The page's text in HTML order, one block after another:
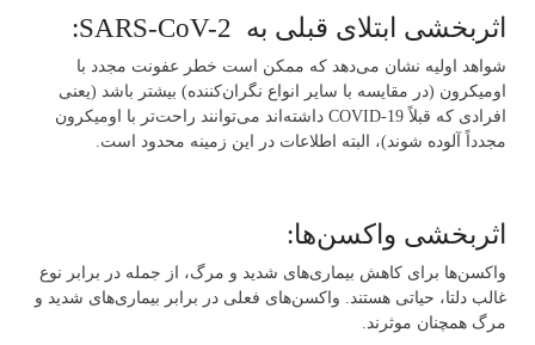
اثربخشی ابتلای قبلی به SARS-CoV-2:
شواهد اولیه نشان ‌می‌‌دهد که ممکن است خطر عفونت مجدد با
اومیکرون (در مقایسه با سایر انواع نگران‌کننده) بیشتر باشد (یعنی
افرادی که قبلاً COVID-19 داشته‌اند ‌می‌‌توانند راحت‌تر با اومیکرون
مجدداً آلوده شوند)، البته اطلاعات در این ز‌مینه محدود است.
اثربخشی واکسن‌‌ها:
واکسن‌‌ها برای کاهش بیماری‌‌های شدید و مرگ، از جمله در برابر نوع
غالب دلتا، حیاتی هستند. واکسن‌های فعلی در برابر بیماری‌های شدید و
مرگ همچنان موثرند.